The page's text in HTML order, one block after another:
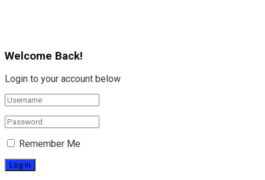
Welcome Back!
Login to your account below
Remember Me